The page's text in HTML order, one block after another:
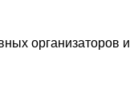
организаторов